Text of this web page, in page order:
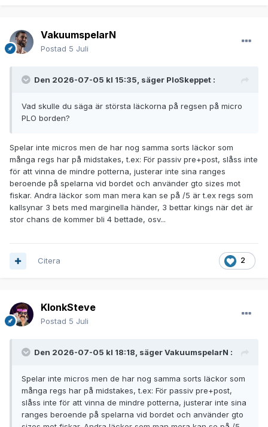
Iaf önskar jag dig lycka till vid borden! Hoppas o få se stora
upswing grafer och djupstackat plo här i framtiden
VakuumspelarN
Postad 5 Juli
Den 2026-07-05 kl 15:35, säger PloSkeppet :
Vad skulle du säga är största läckorna på regsen på micro
PLO borden?
Spelar inte micros men de har nog samma sorts läckor som
många regs har på midstakes, t.ex: För passiv pre+post, slåss inte
för att vinna de mindre potterna, justerar inte sina ranges
beroende på spelarna vid bordet och använder gto sizes mot
fiskar. Andra läckor som man mera kan se på /5 är t.ex regs som
kallsynar 3 bets med marginella händer, 3 bettar kings när det är
stor chans de kommer bli 4 bettade, osv...
2
Citera
KlonkSteve
Postad 5 Juli
Den 2026-07-05 kl 18:18, sägerVakuumspelarN :
Spelar inte micros men de har nog samma sorts läckor som
många regs har på midstakes, t.ex: För passiv pre+post,
slåss inte för att vinna de mindre potterna, justerar inte sina
ranges beroende på spelarna vid bordet och använder gto